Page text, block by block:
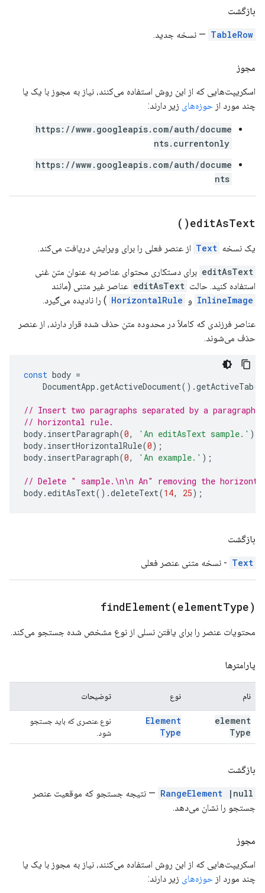
بازگشت
TableRow — نسخه جدید.
مجوز
اسکریپت‌هایی که از این روش استفاده می‌کنند، نیاز به مجوز با یک یا
چند مورد از حوزه‌های زیر دارند:
https://www.googleapis.com/auth/docume
nts.currentonly
https://www.googleapis.com/auth/docume
nts
editAsText(
)
یک نسخه Text از عنصر فعلی را برای ویرایش دریافت می‌کند.
editAsText برای دستکاری محتوای عناصر به عنوان متن غنی
استفاده کنید. حالت editAsText عناصر غیر متنی (مانند
InlineImage و HorizontalRule ) را نادیده می‌گیرد.
عناصر فرزندی که کاملاً در محدوده متن حذف شده قرار دارند، از عنصر
حذف می‌شوند.
const body =
DocumentApp .getActiveDocument().getActiveTab
// Insert two paragraphs separated by a paragraph
// horizontal rule.
body. insertParagraph(0, 'An editAsText sample.' );
body. insertHorizontalRule(0);
body. insertParagraph(0, 'An example.' );
// Delete " sample.\n\n An" removing the
body. editAsText().deleteText(14, 25);
بازگشت
Text - نسخه متنی عنصر فعلی
findElement(elementType)
محتویات عنصر را برای یافتن نسلی از نوع مشخص شده جستجو می‌کند.
پارامترها
نام نوع توضیحات
element
Type
Element
Type
نوع عنصری که باید جستجو
شود.
بازگشت
RangeElement |null
— نتیجه جستجو که موقعیت عنصر
جستجو را نشان می‌دهد.
مجوز
اسکریپت‌هایی که از این روش استفاده می‌کنند، نیاز به مجوز با یک یا
چند مورد از حوزه‌های زیر دارند: